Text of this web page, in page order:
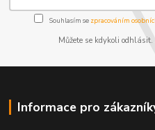
Souhlasím se zpracováním
Můžete se kdykoli
Informace pro